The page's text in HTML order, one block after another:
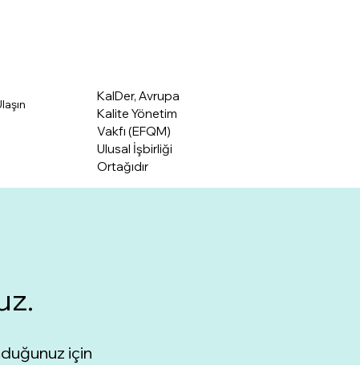
KalDer, Avrupa
Kalite Yönetim
Vakfı (EFQM)
Ulusal İşbirliği
Ortağıdır
için